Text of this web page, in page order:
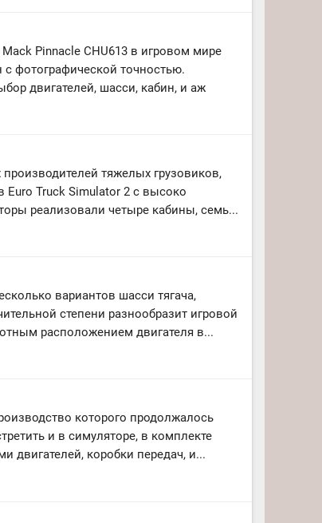
Pinnacle CHU613 в игровом мире
фотографической точностью.
двигателей, шасси, кабин, и аж
тяжелых грузовиков,
Euro Truck Simulator 2 с высоко
реализовали четыре кабины, семь...
вариантов шасси тягача,
степени разнообразит игровой
расположением двигателя в...
которого продолжалось
и в симуляторе, в комплекте
двигателей, коробки передач, и...